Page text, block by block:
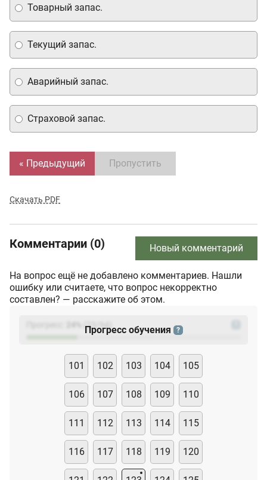
Аварийный запас.
Страховой запас.
Текущий запас.
Товарный запас.
« Предыдущий Пропустить
Скачать PDF
Комментарии (0) Новый комментарий
На вопрос ещё не добавлено комментариев. Нашли
ошибку или считаете, что вопрос некорректно
составлен? — расскажите об этом.
(23
Прогресс обучения ?
101 102 103 104 105
106 107 108 109 110
111 112 113 114 115
116 117 118 119 120